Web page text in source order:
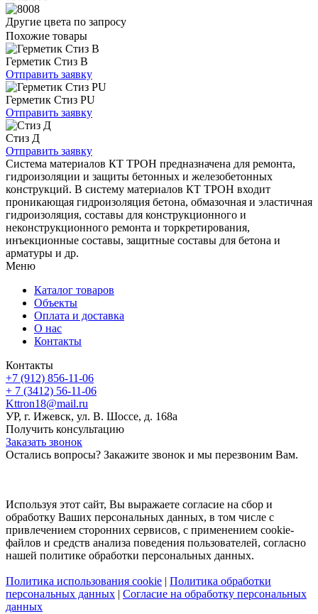
Другие цвета по запросу
Похожие товары
Герметик Стиз В
Отправить заявку
Герметик Стиз PU
Отправить заявку
Стиз Д
Отправить заявку
Система материалов КТ ТРОН предназначена для ремонта,
гидроизоляции и защиты бетонных и железобетонных
конструкций. В систему материалов КТ ТРОН входит
проникающая гидроизоляция бетона, обмазочная и эластичная
гидроизоляция, составы для конструкционного и
неконструкционного ремонта и торкретирования,
инъекционные составы, защитные составы для бетона и
арматуры и др.
Меню
Каталог товаров
Объекты
Оплата и доставка
О нас
Контакты
Контакты
+7 (912) 856-11-06
+ 7 (3412) 56-11-06
Kttron18@mail.ru
УР, г. Ижевск, ул. В. Шоссе, д. 168а
Получить консультацию
Заказать звонок
Остались вопросы? Закажите звонок и мы перезвоним Вам.
Используя этот сайт, Вы выражаете согласие на сбор и
обработку Ваших персональных данных, в том числе с
привлечением сторонних сервисов, с применением cookie-
файлов и средств анализа поведения пользователей, согласно
нашей политике обработки персональных данных.
Политика использования cookie | Политика обработки
персональных данных | Согласие на обработку персональных
данных